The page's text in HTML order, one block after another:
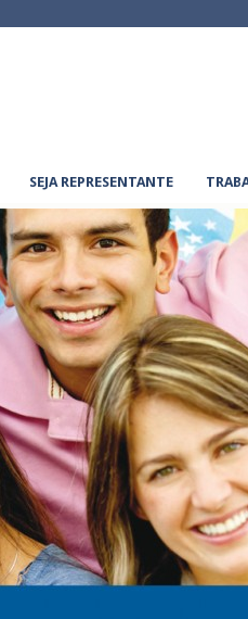
SEJA REPRESENTANTE